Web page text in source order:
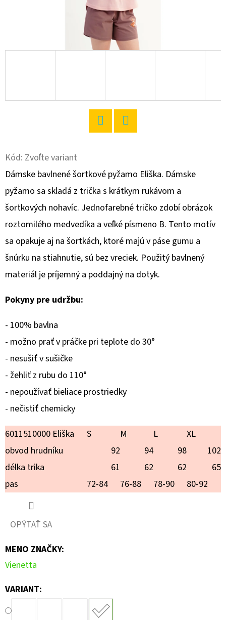
Kód: Zvoľte variant
Dámske bavlnené šortkové pyžamo Eliška. Dámske
pyžamo sa skladá z trička s krátkym rukávom a
šortkových nohavíc. Jednofarebné tričko zdobí obrázok
roztomilého medvedíka a veľké písmeno B. Tento motív
sa opakuje aj na šortkách, ktoré majú v páse gumu a
šnúrku na stiahnutie, sú bez vreciek. Použitý bavlnený
materiál je príjemný a poddajný na dotyk.
Pokyny pre udržbu:
- 100% bavlna
- možno prať v práčke pri teplote do 30°
- nesušiť v sušičke
- žehliť z rubu do 110°
- nepoužívať bieliace prostriedky
- nečistiť chemicky
6011510000 Eliška
S M L
XL
obvod hrudníku
92 94 98
102
délka trika
61 62 62
65
pas
72-84 76-88 78-90 80-92
OPÝTAŤ SA
MENO ZNAČKY:
Vienetta
VARIANT:
HĽADAŤ
R
Ú
Č
A
M
E
DÁMSKE
DOMÁCE
ŠATY
KRÁTKYM
RUKÁVOM
PUDEL
€18,90